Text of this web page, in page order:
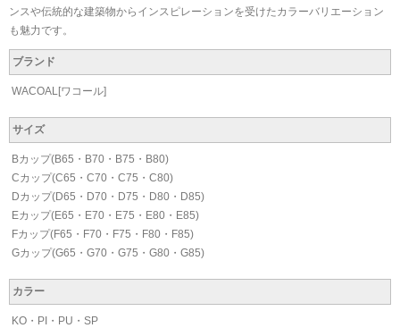
ンスや伝統的な建築物からインスピレーションを受けたカラーバリエーション
も魅力です。
ブランド
WACOAL[ワコール]
サイズ
Bカップ(B65・B70・B75・B80)
Cカップ(C65・C70・C75・C80)
Dカップ(D65・D70・D75・D80・D85)
Eカップ(E65・E70・E75・E80・E85)
Fカップ(F65・F70・F75・F80・F85)
Gカップ(G65・G70・G75・G80・G85)
カラー
KO・PI・PU・SP